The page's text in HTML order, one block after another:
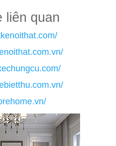
liên quan